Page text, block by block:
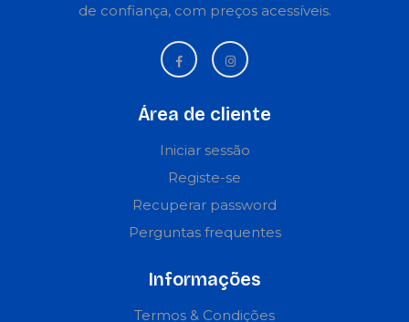
de confiança, com preços acessíveis.
Área de cliente
Iniciar sessão
Registe-se
Recuperar password
Perguntas frequentes
Informações
Termos & Condições